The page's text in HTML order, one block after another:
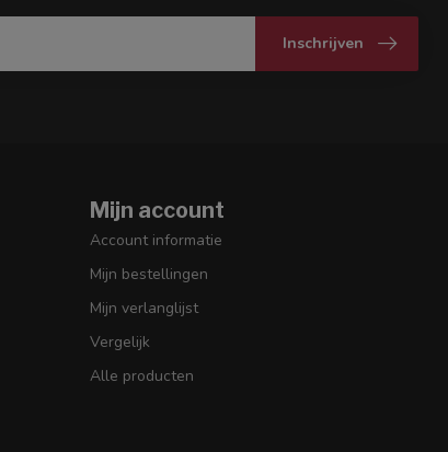
Inschrijven
Mijn account
Account informatie
Mijn bestellingen
Mijn verlanglijst
Vergelijk
Alle producten